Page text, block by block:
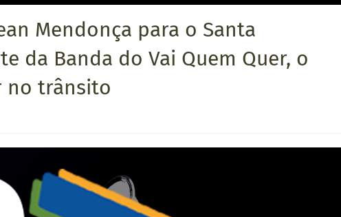
Mendonça para o Santa
da Banda do Vai Quem Quer, o
no trânsito